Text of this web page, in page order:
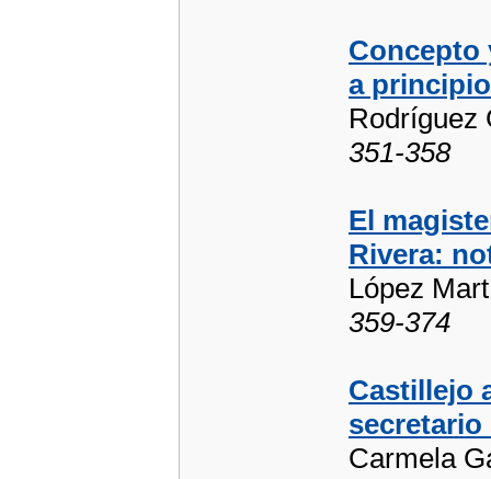
Concepto
a
Rodríguez
351-358
El
Rivera:
López
359-374
Castillejo
secretario
Carmela